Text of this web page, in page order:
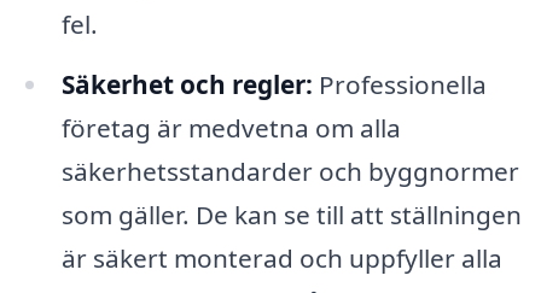
fel.
Säkerhet och regler: Professionella
företag är medvetna om alla
säkerhetsstandarder och byggnormer
som gäller. De kan se till att ställningen
är säkert monterad och uppfyller alla